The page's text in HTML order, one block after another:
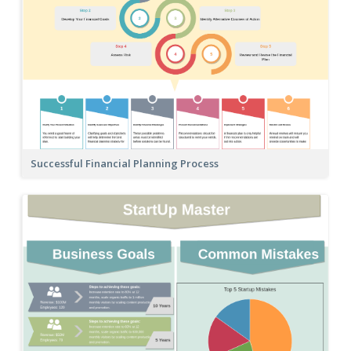
Successful Financial Planning Process